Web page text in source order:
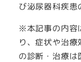
び泌尿器科疾患
※本記事の内容
り、症状や治
の診断・治療は